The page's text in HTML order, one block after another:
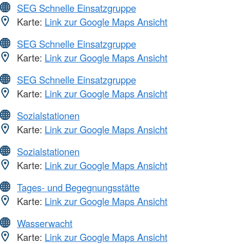
SEG Schnelle Einsatzgruppe
Karte: Link zur Google Maps Ansicht
SEG Schnelle Einsatzgruppe
Karte: Link zur Google Maps Ansicht
SEG Schnelle Einsatzgruppe
Karte: Link zur Google Maps Ansicht
Sozialstationen
Karte: Link zur Google Maps Ansicht
Sozialstationen
Karte: Link zur Google Maps Ansicht
Tages- und Begegnungsstätte
Karte: Link zur Google Maps Ansicht
Wasserwacht
Karte: Link zur Google Maps Ansicht